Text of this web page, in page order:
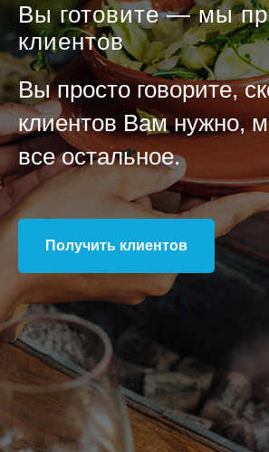
Вы готовите — мы
клиентов
Вы просто говорите,
клиентов Вам нужно,
все остальное.
Получить клиентов